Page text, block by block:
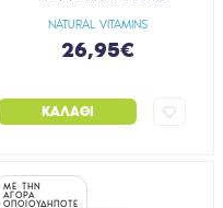
NATURAL VITAMINS
26,95€
ΚΑΛΆΘΙ
ΜΕ ΤΗΝ
ΑΓΟΡΑ
ΟΠΟΙΟΥΔΗΠΟΤΕ